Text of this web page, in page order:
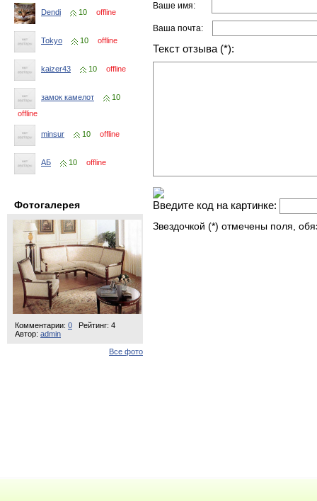
Dendi 10 offline
Tokyo 10 offline
kaizer43 10 offline
замок камелот
10
offline
minsur 10 offline
АБ 10 offline
Фотогалерея
Комментарии: 0
Рейтинг: 4
Автор: admin
Все фото
Ваше имя:
Ваша почта:
Текст отзыва (*):
Введите код на картинке:
Звездочкой (*) отмечены поля,